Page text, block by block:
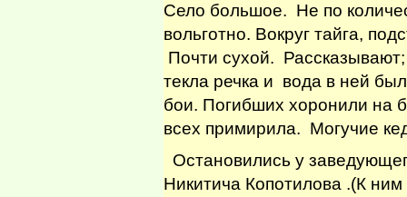
Село большое. Не по
вольготно. Вокруг тайга,
Почти сухой.
текла речка и вода в ней
бои. Погибших хоронили на
всех примирила. Могучие
Остановились у
Никитича Копотилова .(К